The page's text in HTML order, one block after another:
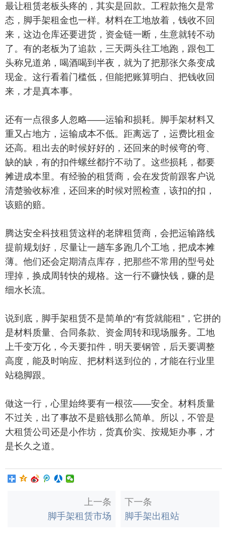
最让租赁老板头疼的，其实是回款。工程款拖欠是常
态，脚手架租金也一样。材料在工地放着，钱收不回
来，这边仓库还要进货，资金链一断，生意就转不动
了。有的老板为了追款，三天两头往工地跑，跟包工
头称兄道弟，喝酒喝到半夜，就为了把那张欠条变成
现金。这行看着门槛低，但能把账算明白、把钱收回
来，才是真本事。
还有一点很多人忽略——运输和损耗。脚手架材料又
重又占地方，运输成本不低。距离远了，运费比租金
还高。租出去的时候好好的，还回来的时候弯的弯、
缺的缺，有的扣件螺丝都拧不动了。这些损耗，都要
摊进成本里。有经验的租赁商，会在发货前跟客户说
清楚验收标准，还回来的时候对照检查，该扣的扣，
该赔的赔。
腾达安全科技租赁这样的老牌租赁商，会把运输路线
提前规划好，尽量让一趟车多跑几个工地，把成本摊
薄。他们还会定期清点库存，把那些不常用的型号处
理掉，换成周转快的规格。这一行不赚快钱，赚的是
细水长流。
说到底，脚手架租赁不是简单的“有货就能租”，它拼的
是材料质量、合同条款、资金周转和现场服务。工地
上千变万化，今天要扣件，明天要钢管，后天要调整
高度，能及时响应、把材料送到位的，才能在行业里
站稳脚跟。
做这一行，心里始终要有一根弦——安全。材料质量
不过关，出了事故不是赔钱那么简单。所以，不管是
大租赁公司还是小作坊，货真价实、按规矩办事，才
是长久之道。
上一条
脚手架租赁市场
下一条
脚手架出租站